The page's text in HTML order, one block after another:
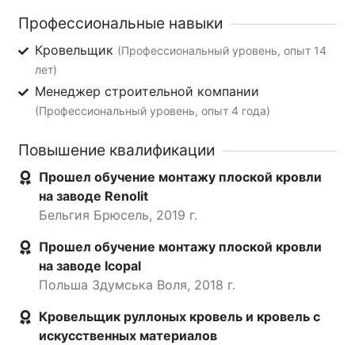
Профессиональные навыки
Кровельщик (Профессиональный уровень, опыт 14
лет)
Менеджер строительной компании
(Профессиональный уровень, опыт 4 года)
Повышение квалификации
Прошел обучение монтажу плоской кровли
на заводе Renolit
Бельгия Брюсель, 2019 г.
Прошел обучение монтажу плоской кровли
на заводе Icopal
Польша Здумська Воля, 2018 г.
Кровельщик руллоных кровель и кровель с
искусственных материалов